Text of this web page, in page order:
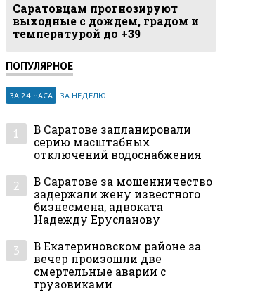
Саратовцам прогнозируют
выходные с дождем, градом и
температурой до +39
ПОПУЛЯРНОЕ
ЗА 24 ЧАСА ЗА НЕДЕЛЮ
1
В Саратове запланировали
серию масштабных
отключений водоснабжения
2
В Саратове за мошенничество
задержали жену известного
бизнесмена, адвоката
Надежду Ерусланову
3
В Екатериновском районе за
вечер произошли две
смертельные аварии с
грузовиками